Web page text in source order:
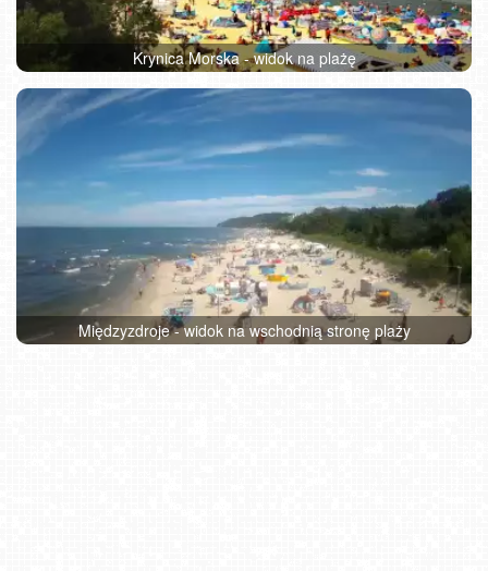
Krynica Morska - widok na plażę
Międzyzdroje - widok na wschodnią stronę plaży